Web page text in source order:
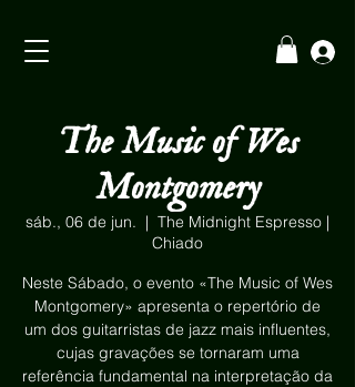
The Music of Wes
Montgomery
sáb., 06 de jun.
  |
The Midnight Espresso |
Chiado
Neste Sábado, o evento «The Music of Wes
Montgomery» apresenta o repertório de
um dos guitarristas de jazz mais influentes,
cujas gravações se tornaram uma
referência fundamental na interpretação da